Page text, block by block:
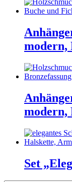
modern,
modern,
Set